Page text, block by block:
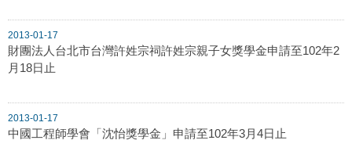
2013-01-17
財團法人台北市台灣許姓宗祠許姓宗親子女獎學金申請至102年2
月18日止
2013-01-17
中國工程師學會「沈怡獎學金」申請至102年3月4日止